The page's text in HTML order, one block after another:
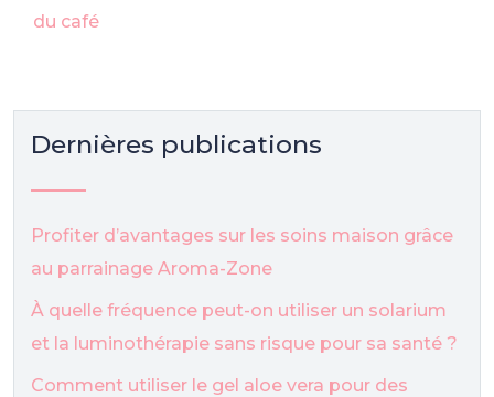
du café
Dernières publications
Profiter d’avantages sur les soins maison grâce
au parrainage Aroma-Zone
À quelle fréquence peut-on utiliser un solarium
et la luminothérapie sans risque pour sa santé ?
Comment utiliser le gel aloe vera pour des